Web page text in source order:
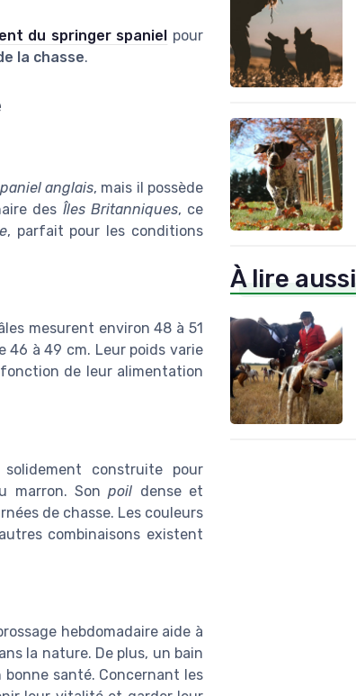
du springer spaniel pour
la chasse.
anglais, mais il possède
des Îles Britanniques, ce
, parfait pour les conditions
mesurent environ 48 à 51
à 49 cm. Leur poids varie
de leur alimentation
construite pour
marron. Sonpoil dense et
de chasse. Les couleurs
combinaisons existent
hebdomadaire aide à
la nature. De plus, un bain
bonne santé. Concernant les
À lire aussi